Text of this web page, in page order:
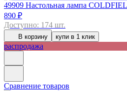
49909 Настольная лампа
890 ₽
Доступно: 174 шт.
В корзину купи в 1 клик
распродажа
Сравнение товаров